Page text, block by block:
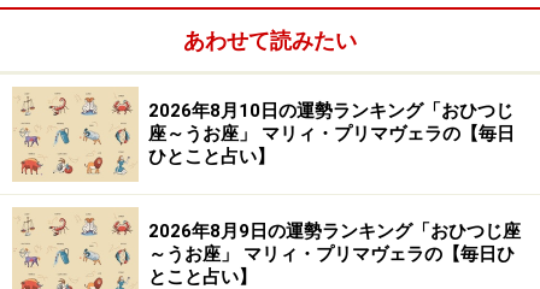
岩本 あかり（Akari Iwamoto）
※記事内容は執筆時点のものです。最新の内容をご確認くださ
い。
【編集部おすすめの購入サイト】
あわせて読みたい
2026年8月10日の運勢ランキング「おひつじ
座～うお座」 マリィ・プリマヴェラの【毎日
ひとこと占い】
2026年8月9日の運勢ランキング「おひつじ座
～うお座」 マリィ・プリマヴェラの【毎日ひ
とこと占い】